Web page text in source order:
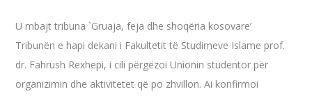
U mbajt tribuna `Gruaja, feja dhe shoqëria kosovare’
Tribunën e hapi dekani i Fakultetit të Studimeve Islame prof.
dr. Fahrush Rexhepi, i cili përgëzoi Unionin studentor për
organizimin dhe aktivitetet që po zhvillon. Ai konfirmoi